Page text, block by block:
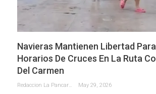
Navieras Mantienen Libertad
Horarios De Cruces En La Ruta
Del Carmen
Redaccion La Pancarta De Quintana Roo May 29, 2026